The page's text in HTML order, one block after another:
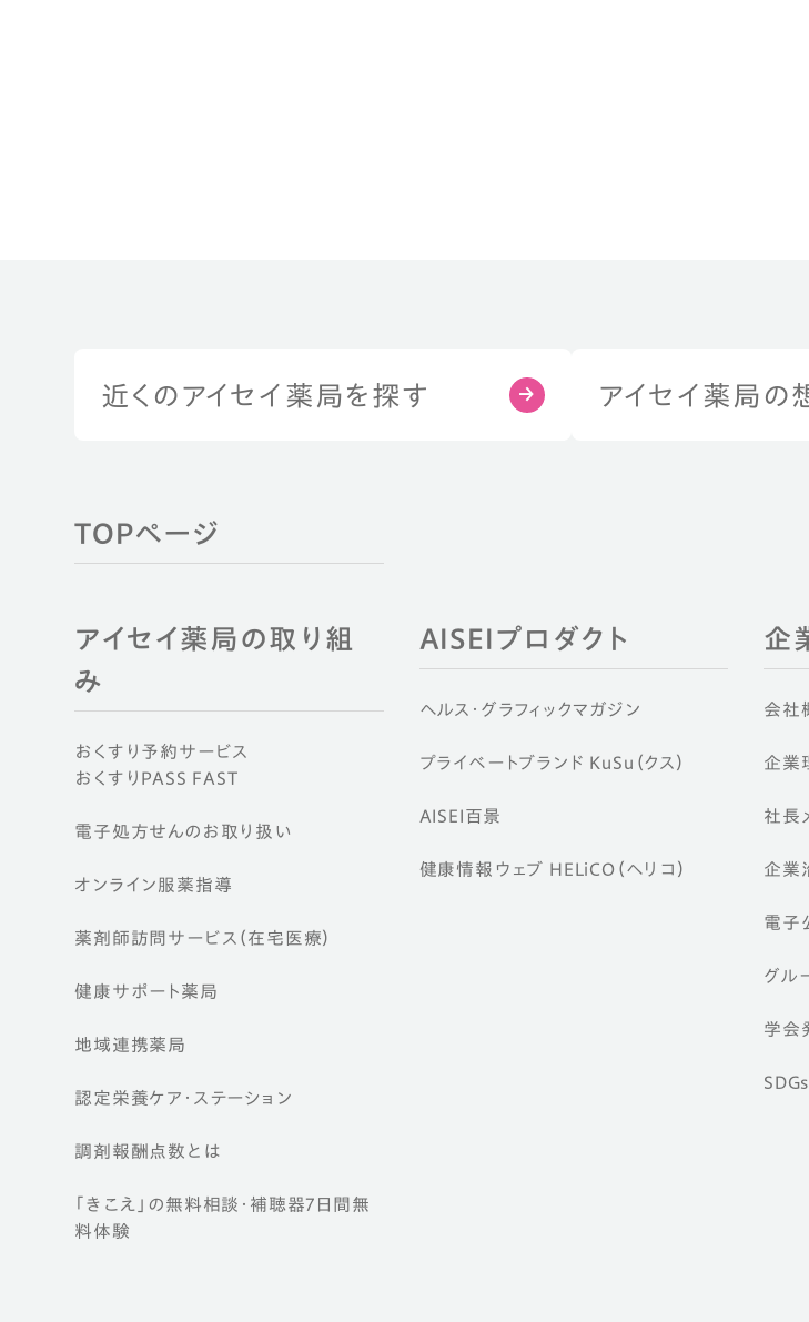
近くのアイセイ薬局を探す アイセイ薬局の
TOPページ
アイセイ薬局の取り組
み
おくすり予約サービス
おくすりPASS FAST
電子処方せんのお取り扱い
オンライン服薬指導
薬剤師訪問サービス（在宅医療）
健康サポート薬局
地域連携薬局
認定栄養ケア・ ステーション
調剤報酬点数とは
「きこえ」の無料相談・補聴器7日間無
料体験
AISEIプロダクト
ヘルス・グラフィックマガジン
プライベートブランド KuSu（クス）
AISEI百景
健康情報ウェブ HELiCO（ヘリコ）
企
会社
企業
社長
企業
電子
グル
学会